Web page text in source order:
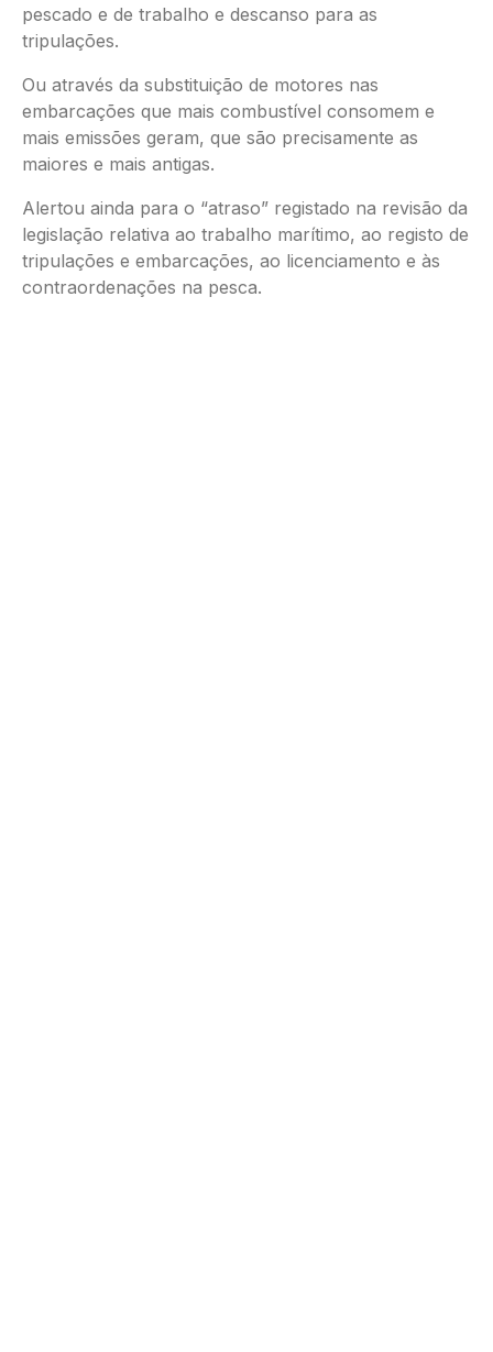
pescado e de trabalho e descanso para as
tripulações.
Ou através da substituição de motores nas
embarcações que mais combustível consomem e
mais emissões geram, que são precisamente as
maiores e mais antigas.
Alertou ainda para o “atraso” registado na revisão da
legislação relativa ao trabalho marítimo, ao registo de
tripulações e embarcações, ao licenciamento e às
contraordenações na pesca.